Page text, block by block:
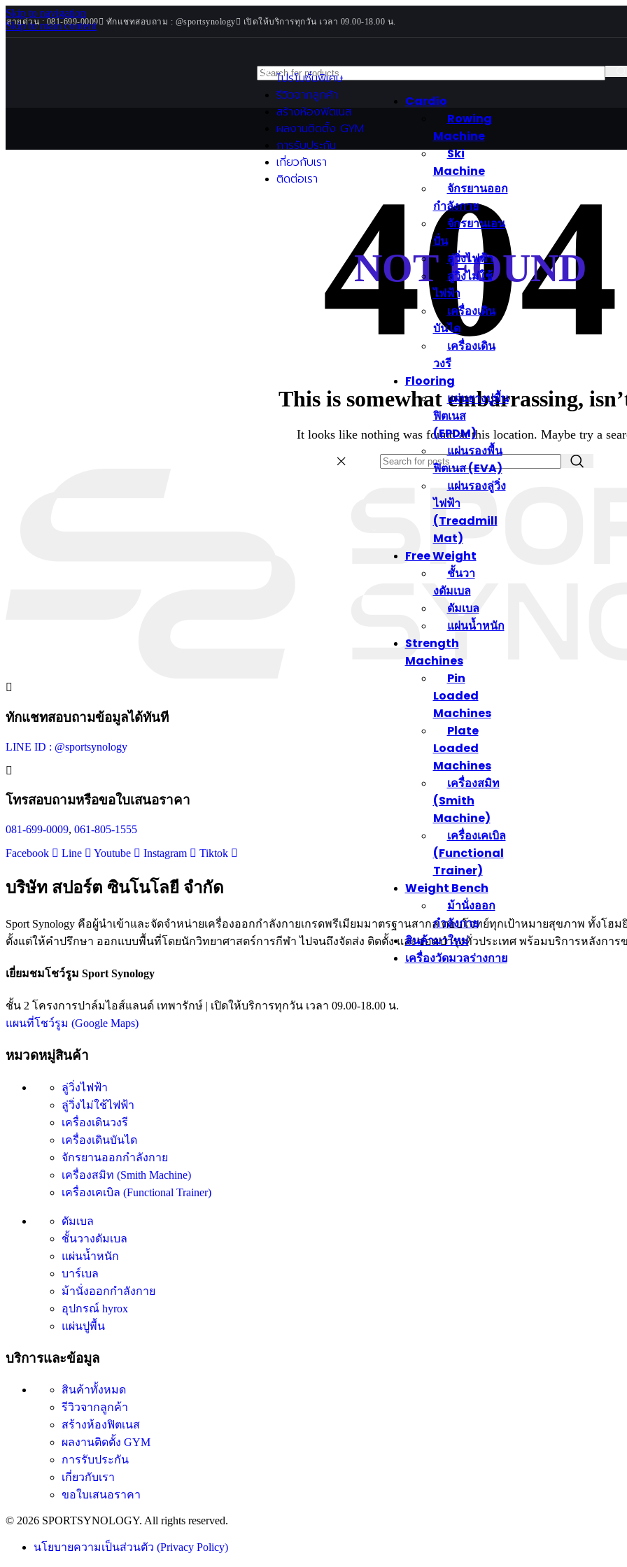
Skip to navigation
Skip to main content
สายด่วน : 081-699-0009 ทักแชทสอบถาม : @sportsynology เปิดให้บริการทุกวัน เวลา 09.00-18.00 น.
Cardio
Rowing
Machine
Ski
Machine
จักรยานออก
กำลังกาย
จักรยานเอน
ปั่น
ลู่วิ่งไฟฟ้า
ลู่วิ่งไม่ใช้
ไฟฟ้า
เครื่องเดิน
บันได
เครื่องเดิน
วงรี
Flooring
แผ่นยางปูพื้น
ฟิตเนส
(EPDM)
แผ่นรองพื้น
ฟิตเนส (EVA)
แผ่นรองลู่วิ่ง
ไฟฟ้า
(Treadmill
Mat)
Free Weight
ชั้นวา
งดัมเบล
ดัมเบล
แผ่นน้ำหนัก
Strength
Machines
Pin
Loaded
Machines
Plate
Loaded
Machines
เครื่องสมิท
(Smith
Machine)
เครื่องเคเบิล
(Functional
Trainer)
Weight Bench
ม้านั่งออก
กำลังกาย
สินค้ามาใหม่
เครื่องวัดมวลร่างกาย
จักรยานออกกำลังกาย
เครื่อง Rowing Machine
โปรโมชั่นพิเศษ
รีวิวจากลูกค้า
สร้างห้องฟิตเนส
ผลงานติดตั้ง GYM
การรับประกัน
เกี่ยวกับเรา
ติดต่อเรา
NOT FOUND
This is somewhat embarrassing,
It looks like nothing was found at this location. Maybe try a
ทักแชทสอบถามข้อมูลได้ทันที
LINE ID : @sportsynology
โทรสอบถามหรือขอใบเสนอราคา
081-699-0009, 061-805-1555
Facebook
Line Youtube Instagram Tiktok
บริษัท สปอร์ต ซินโนโลยี จำกัด
Sport Synology คือผู้นำเข้าและจัดจำหน่ายเครื่องออกกำลังกายเกรดพรีเมียมมาตรฐานสากล ตอบโจทย์ทุกเป้าหมายสุขภาพ ทั้งโฮ
ตั้งแต่ให้คำปรึกษา ออกแบบพื้นที่โดยนักวิทยาศาสตร์การกีฬา ไปจนถึงจัดส่ง ติดตั้ง และซ่อมบำรุงทั่วประเทศ พร้อมบริการหลังการ
เยี่ยมชมโชว์รูม Sport Synology
ชั้น 2 โครงการปาล์มไอส์แลนด์ เทพารักษ์ | เปิดให้บริการทุกวัน เวลา 09.00-18.00 น.
แผนที่โชว์รูม (Google Maps)
หมวดหมู่สินค้า
ลู่วิ่งไฟฟ้า
ลู่วิ่งไม่ใช้ไฟฟ้า
เครื่องเดินวงรี
เครื่องเดินบันได
จักรยานออกกำลังกาย
เครื่องสมิท (Smith Machine)
เครื่องเคเบิล (Functional Trainer)
ดัมเบล
ชั้นวางดัมเบล
แผ่นน้ำหนัก
บาร์เบล
ม้านั่งออกกำลังกาย
อุปกรณ์ hyrox
แผ่นปูพื้น
บริการและข้อมูล
สินค้าทั้งหมด
รีวิวจากลูกค้า
สร้างห้องฟิตเนส
ผลงานติดตั้ง GYM
การรับประกัน
เกี่ยวกับเรา
ขอใบเสนอราคา
© 2026 SPORTSYNOLOGY. All rights reserved.
นโยบายความเป็นส่วนตัว (Privacy Policy)